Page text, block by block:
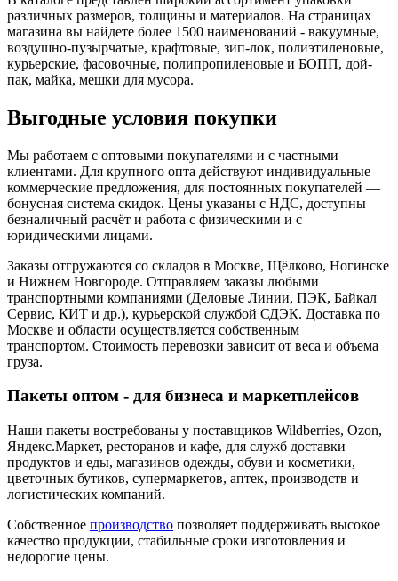
различных размеров, толщины и материалов. На страницах
магазина вы найдете более 1500 наименований - вакуумные,
воздушно-пузырчатые, крафтовые, зип-лок, полиэтиленовые,
курьерские, фасовочные, полипропиленовые и БОПП, дой-
пак, майка, мешки для мусора.
Выгодные условия покупки
Мы работаем с оптовыми покупателями и с частными
клиентами. Для крупного опта действуют индивидуальные
коммерческие предложения, для постоянных покупателей —
бонусная система скидок. Цены указаны с НДС, доступны
безналичный расчёт и работа с физическими и с
юридическими лицами.
Заказы отгружаются со складов в Москве, Щёлково, Ногинске
и Нижнем Новгороде. Отправляем заказы любыми
транспортными компаниями (Деловые Линии, ПЭК, Байкал
Сервис, КИТ и др.), курьерской службой СДЭК. Доставка по
Москве и области осуществляется собственным
транспортом. Стоимость перевозки зависит от веса и объема
груза.
Пакеты оптом - для бизнеса и маркетплейсов
Наши пакеты востребованы у поставщиков Wildberries, Ozon,
Яндекс.Маркет, ресторанов и кафе, для служб доставки
продуктов и еды, магазинов одежды, обуви и косметики,
цветочных бутиков, супермаркетов, аптек, производств и
логистических компаний.
Собственное производство позволяет поддерживать высокое
качество продукции, стабильные сроки изготовления и
недорогие цены.